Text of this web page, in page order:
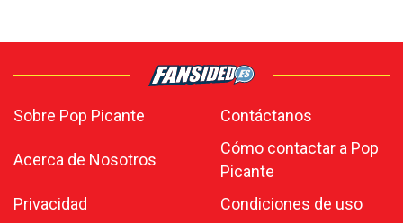
Sobre Pop Picante Contáctanos
Acerca de Nosotros
Cómo contactar a Pop
Picante
Privacidad
Condiciones de uso